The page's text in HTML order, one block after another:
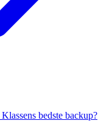
Klassens bedste backup?